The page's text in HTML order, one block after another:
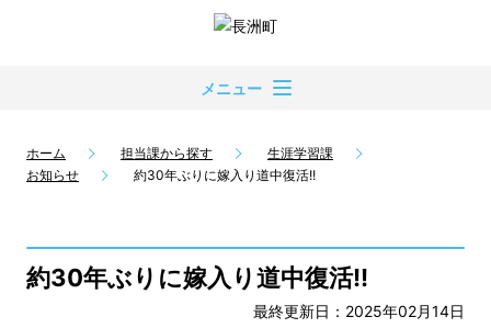
メニュー
ホーム 担当課から探す
生涯学習課
お知らせ
約30年ぶりに嫁入り道中復活!!
約30年ぶりに嫁入り道中復活!!
最終更新日：2025年02月14日